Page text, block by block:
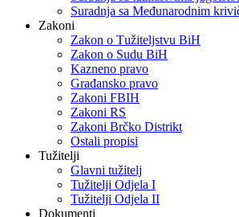
Suradnja sa Međunarodnim
Zakoni
Zakon o Тužiteljstvu BiH
Zakon o Sudu BiH
Kazneno pravo
Građansko pravo
Zakoni FBIH
Zakoni RS
Zakoni Brčko Distrikt
Ostali propisi
Tužitelji
Glavni tužitelj
Tužitelji Odjela I
Tužitelji Odjela II
Dokumenti